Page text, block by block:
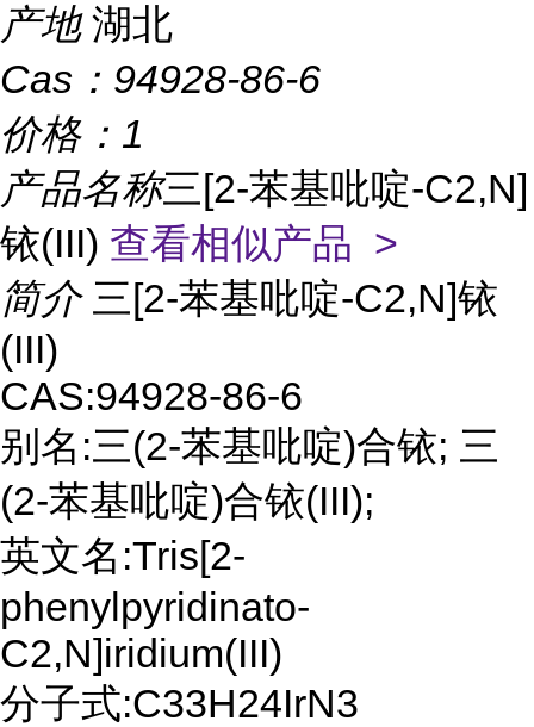
产地 湖北
Cas： 94928-86-6
价格： 1
产品名称三[2-苯基吡啶-C2,N]
铱(III) 查看相似产品 >
简介 三[2-苯基吡啶-C2,N]铱
(III)
CAS:94928-86-6
别名:三(2-苯基吡啶)合铱; 三
(2-苯基吡啶)合铱(III);
英文名:Tris[2-
phenylpyridinato-
C2,N]iridium(III)
分子式:C33H24IrN3